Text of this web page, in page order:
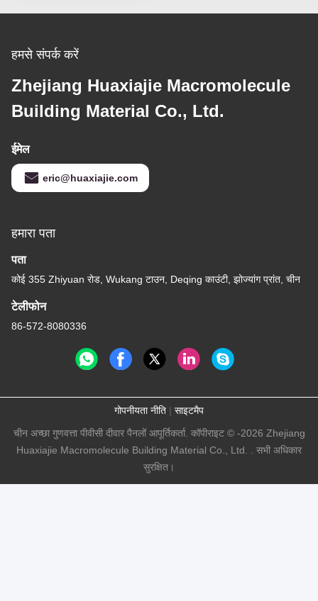
हमसे संपर्क करें
Zhejiang Huaxiajie Macromolecule
Building Material Co., Ltd.
ईमेल
eric@huaxiajie.com
हमारा पता
पता
कोई 355 Zhiyuan रोड, Wukang टाउन, Deqing काउंटी, झोज्यांग प्रांत, चीन
टेलीफोन
86-572-8080336
गोपनीयता नीति | साइटमैप
चीन अच्छा गुणवत्ता पीवीसी दीवार पैनलों आपूर्तिकर्ता. कॉपीराइट © -2026 Zhejiang
Huaxiajie Macromolecule Building Material Co., Ltd. . सभी अधिकार
सुरक्षित।